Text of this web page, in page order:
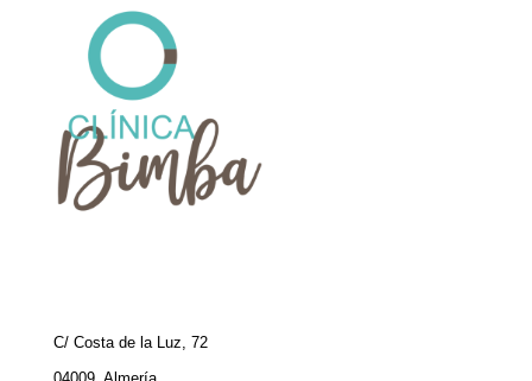
C/ Costa de la Luz, 72